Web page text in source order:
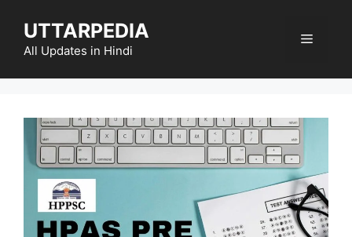
content
UTTARPEDIA
All Updates in Hindi
Menu